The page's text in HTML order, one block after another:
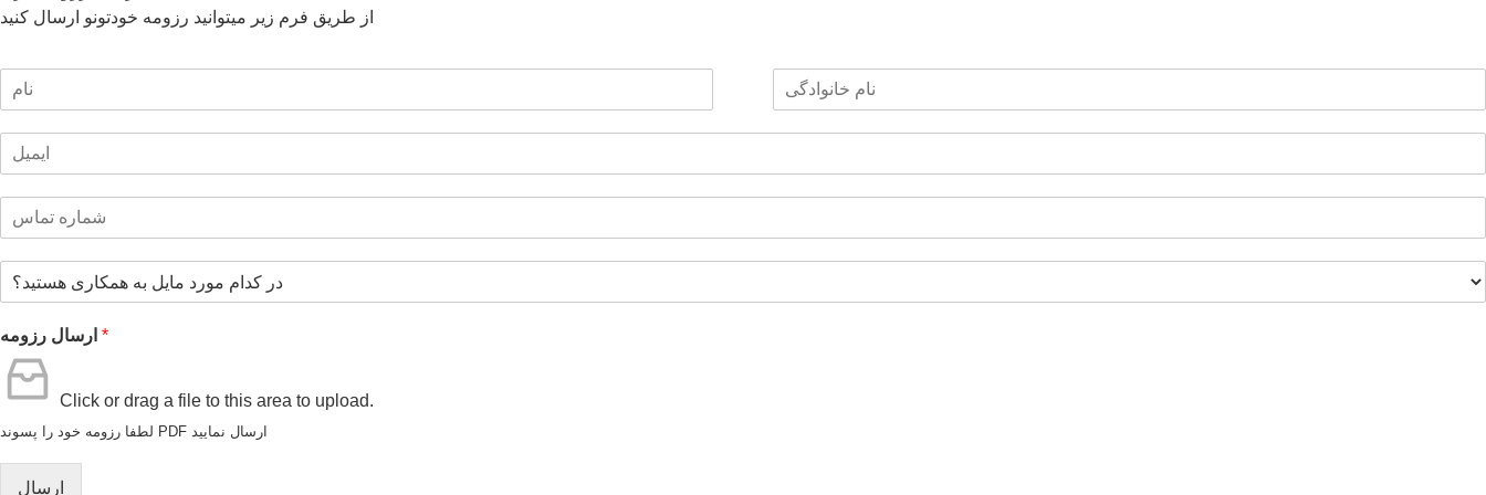
از طریق فرم زیر میتوانید رزومه خودتونو ارسال کنید
*
Click or drag a file to this area to upload.
لطفا رزومه خود را پسوند PDF ارسال نمایید
ارسال